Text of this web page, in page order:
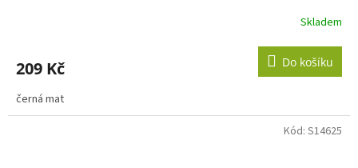
Skladem
209 Kč Do košíku
černá mat
Kód: S14625